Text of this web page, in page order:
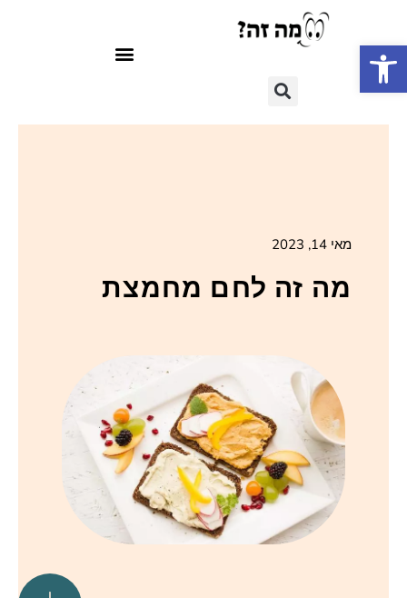
פתח סרגל נגישות
מאי 14, 2023
מה זה לחם מחמצת